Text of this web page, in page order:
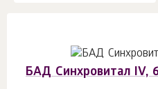
БАД Синхровитал IV,